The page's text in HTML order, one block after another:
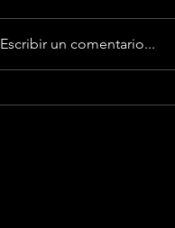
Escribir un comentario...